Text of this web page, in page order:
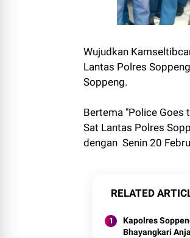
Wujudkan
Lantas Polres
Soppeng.
Bertema "Police Goes
Sat Lantas Polres
dengan Senin 20
RELATED
Kapolres
Bhayangkari